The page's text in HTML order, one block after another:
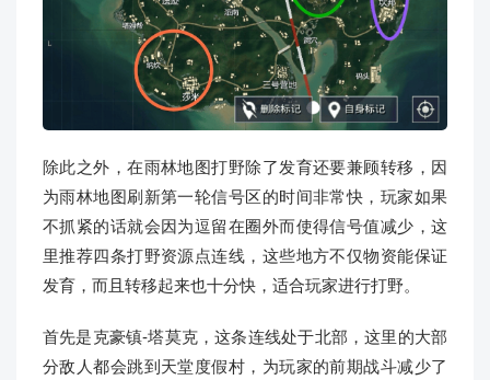
除此之外，在雨林地图打野除了发育还要兼顾转移，因
为雨林地图刷新第一轮信号区的时间非常快，玩家如果
不抓紧的话就会因为逗留在圈外而使得信号值减少，这
里推荐四条打野资源点连线，这些地方不仅物资能保证
发育，而且转移起来也十分快，适合玩家进行打野。
首先是克豪镇-塔莫克，这条连线处于北部，这里的大部
分敌人都会跳到天堂度假村，为玩家的前期战斗减少了